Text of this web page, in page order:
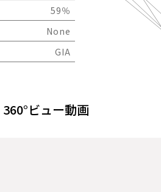
59％
None
GIA
360°ビュー動画